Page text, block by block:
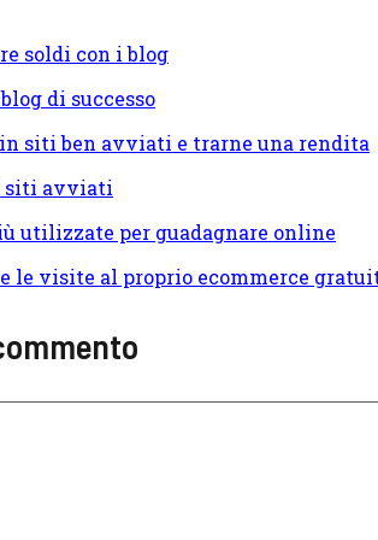
soldi con i blog
di successo
siti ben avviati e trarne una rendita
siti avviati
utilizzate per guadagnare online
le visite al proprio ecommerce